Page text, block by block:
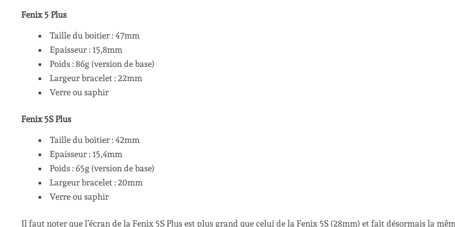
Fenix 5 Plus
Taille du boitier : 47mm
Epaisseur : 15,8mm
Poids : 86g (version de base)
Largeur bracelet : 22mm
Verre ou saphir
Fenix 5S Plus
Taille du boitier : 42mm
Epaisseur : 15,4mm
Poids : 65g (version de base)
Largeur bracelet : 20mm
Verre ou saphir
Il faut noter que l’écran de la Fenix 5S Plus est plus grand que celui de la Fenix 5S (28mm) et fait désormais la